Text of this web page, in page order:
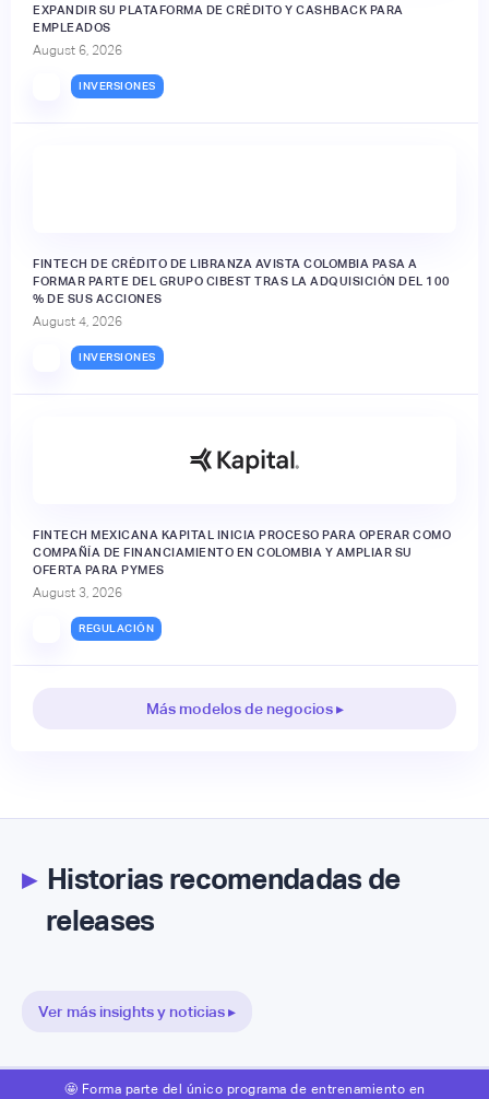
EXPANDIR SU PLATAFORMA DE CRÉDITO Y CASHBACK PARA
EMPLEADOS
August 6, 2026
INVERSIONES
FINTECH DE CRÉDITO DE LIBRANZA AVISTA COLOMBIA PASA A
FORMAR PARTE DEL GRUPO CIBEST TRAS LA ADQUISICIÓN DEL 100
% DE SUS ACCIONES
August 4, 2026
INVERSIONES
FINTECH MEXICANA KAPITAL INICIA PROCESO PARA OPERAR COMO
COMPAÑÍA DE FINANCIAMIENTO EN COLOMBIA Y AMPLIAR SU
OFERTA PARA PYMES
August 3, 2026
REGULACIÓN
Más modelos de negocios ▸
▸Historias recomendadas de
releases
Ver más insights y noticias ▸
🤩 Forma parte del único programa de entrenamiento en